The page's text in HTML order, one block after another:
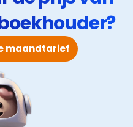
je bedrijf financieel
maandtarief